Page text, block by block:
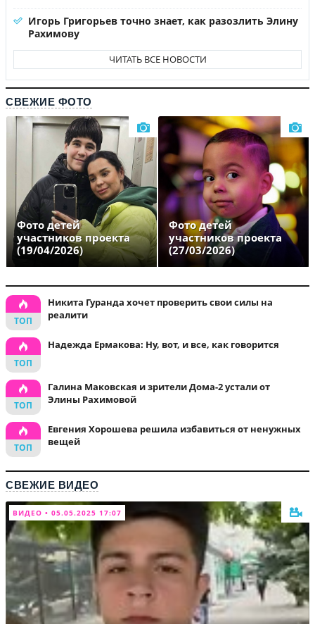
Игорь Григорьев точно знает, как разозлить Элину
Рахимову
ЧИТАТЬ ВСЕ НОВОСТИ
СВЕЖИЕ ФОТО
Фото детей
участников проекта
(19/04/2026)
Фото детей
участников проекта
(27/03/2026)
Никита Гуранда хочет проверить свои силы на
реалити
Надежда Ермакова: Ну, вот, и все, как говорится
Галина Маковская и зрители Дома-2 устали от
Элины Рахимовой
Евгения Хорошева решила избавиться от ненужных
вещей
СВЕЖИЕ ВИДЕО
ВИДЕО • 05.05.2025 17:07